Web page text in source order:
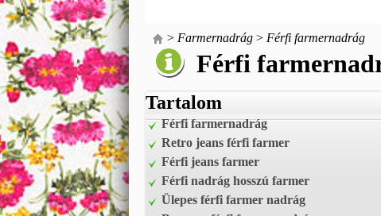
> Farmernadrág > Férfi farmernadrág
Férfi
Tartalom
Férfi farmernadrág
Retro jeans férfi farmer
Férfi jeans farmer
Férfi nadrág hosszú farmer
Ülepes férfi farmer nadrág